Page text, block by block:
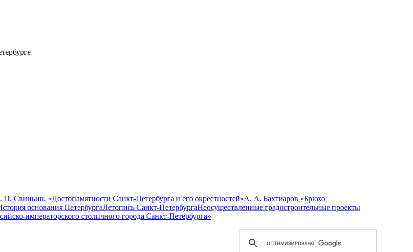
П. Свиньин. «Достопамятности Санкт-Петербурга и его окрестностей»А. А. Бахтиаров «Брюхо
основания ПетербургаЛетопись Санкт-ПетербургаНеосуществленные градостроительные проекты
императорского столичного города Санкт-Петербурга»